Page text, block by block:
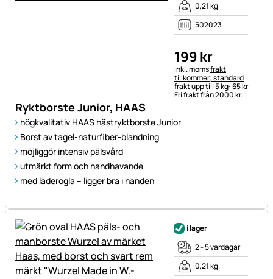
Ryktborste Junior, HAAS
högkvalitativ HAAS hästryktborste Junior
Borst av tagel-naturfiber-blandning
möjliggör intensiv pälsvård
utmärkt form och handhavande
med läderögla – ligger bra i handen
0,21 kg
502023
199 kr
Skatteinformation:
inkl. momsfrakt
tillkommer; standard
frakt upp till 5 kg: 65 kr
Fri frakt från 2000 kr.
i lager
2 - 5 vardagar
0,21 kg